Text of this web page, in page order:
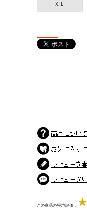
ＸＬ
この商品の平均評価：